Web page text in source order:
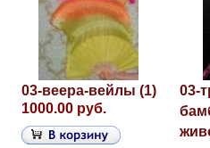
03-веера-вейлы (1)
1000.00 руб.
03-